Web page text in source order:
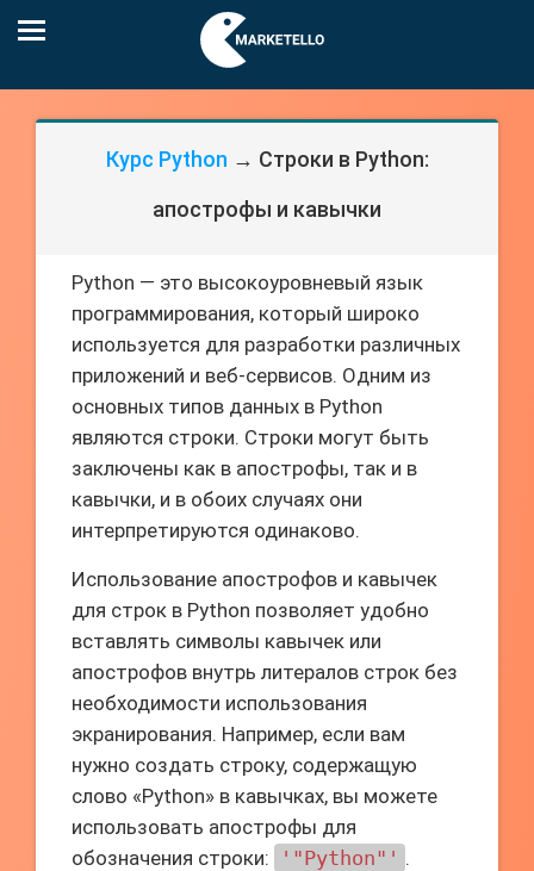
Курс Python → Строки в Python:
апострофы и кавычки
Python — это высокоуровневый язык
программирования, который широко
используется для разработки различных
приложений и веб-сервисов. Одним из
основных типов данных в Python
являются строки. Строки могут быть
заключены как в апострофы, так и в
кавычки, и в обоих случаях они
интерпретируются одинаково.
Использование апострофов и кавычек
для строк в Python позволяет удобно
вставлять символы кавычек или
апострофов внутрь литералов строк без
необходимости использования
экранирования. Например, если вам
нужно создать строку, содержащую
слово «Python» в кавычках, вы можете
использовать апострофы для
обозначения строки:
'"Python"' .